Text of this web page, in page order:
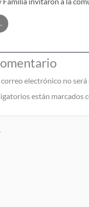
electrónico no
están marcados